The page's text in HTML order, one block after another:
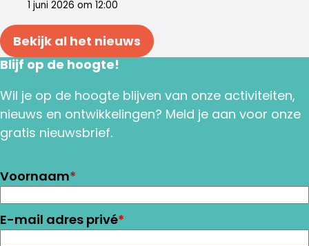
1 juni 2026 om 12:00
Bekijk al het nieuws
Blijf op de hoogte!
Wil je op de hoogte blijven van onze activiteiten,
nieuws en ontwikkelingen? Meld je aan voor onze
gratis nieuwsbrief.
Voornaam*
E-mail adres privé*